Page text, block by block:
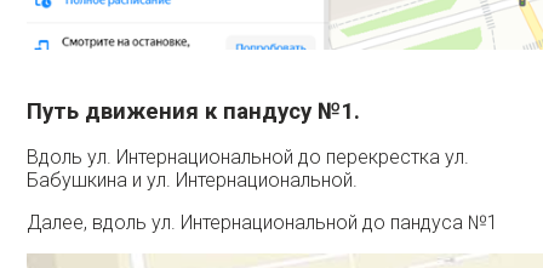
Путь движения к пандусу №1.
Вдоль ул. Интернациональной до перекрестка ул.
Бабушкина и ул. Интернациональной.
Далее, вдоль ул. Интернациональной до пандуса №1